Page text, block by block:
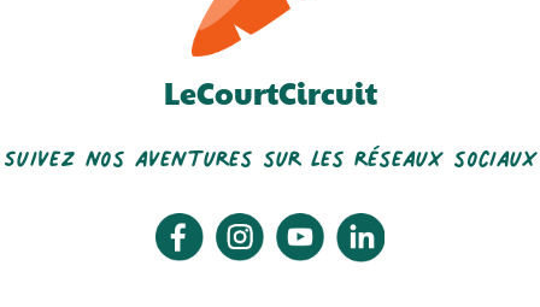
LeCourtCircuit
Suivez nos aventures sur les réseaux sociaux